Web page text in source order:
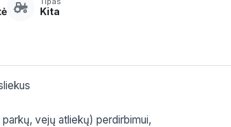
Kita
vejų atliekų) perdirbimui,